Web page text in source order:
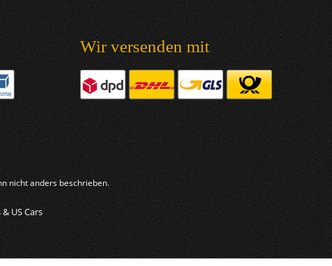
Wir versenden mit
nicht anders beschrieben.
US Cars